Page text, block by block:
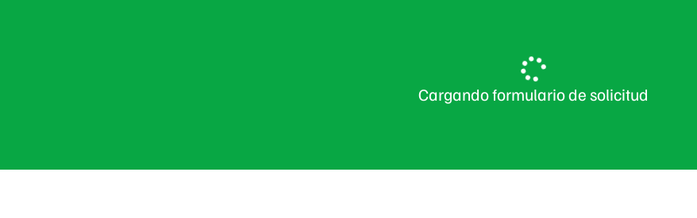
Cargando formulario de solicitud